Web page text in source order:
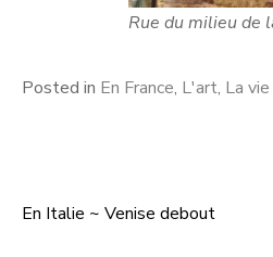
Rue du milieu de
Posted in En France, L'art, La
Post
En Italie ~ Venise debout